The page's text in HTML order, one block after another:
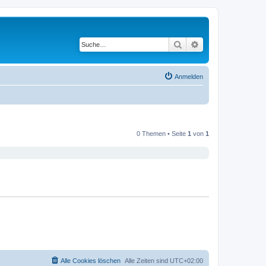
Suche
Anmelden
0 Themen • Seite 1 von 1
Alle Zeiten sind UTC+02:00
Alle Cookies löschen